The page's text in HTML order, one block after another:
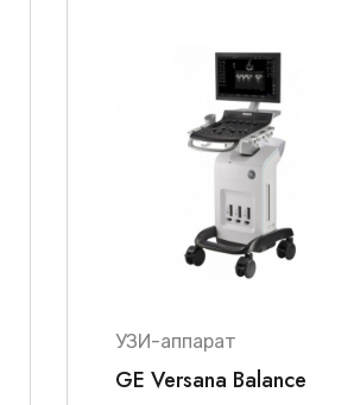
УЗИ-аппарат
GE Versana Balance